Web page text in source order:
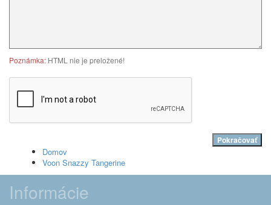
Poznámka: HTML nie je preložené!
Pokračovať
Domov
Voon Snazzy Tangerine
Informácie